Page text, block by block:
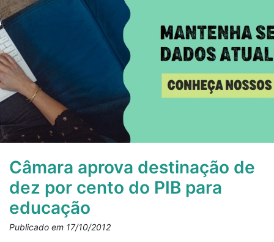
Câmara aprova destinação de
dez por cento do PIB para
educação
Publicado em 17/10/2012